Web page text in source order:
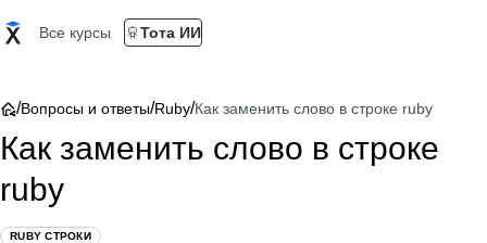
Все курсы Тота ИИ
/Вопросы и ответы/Ruby/Как заменить слово в строке ruby
Как заменить слово в строке
ruby
RUBY СТРОКИ